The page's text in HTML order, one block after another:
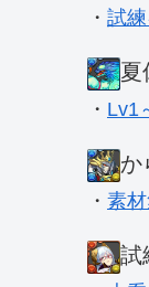
・ 試
夏
・ Lv1
か
・ 素
試